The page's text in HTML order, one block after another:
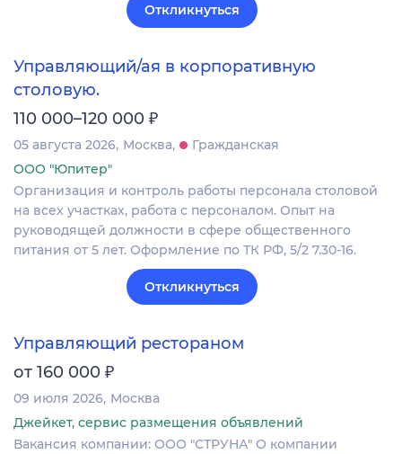
Откликнуться
Управляющий/ая в корпоративную
столовую.
110 000–120 000 ₽
05 августа 2026 Москва
Гражданская
ООО "Юпитер"
Организация и контроль работы персонала столовой
на всех участках, работа с персоналом. Опыт на
руководящей должности в сфере общественного
питания от 5 лет. Оформление по ТК РФ, 5/2 7.30-16.
Откликнуться
Управляющий рестораном
от 160 000 ₽
09 июля 2026 Москва
Джейкет, сервис размещения объявлений
Вакансия компании: ООО "СТРУНА" О компании